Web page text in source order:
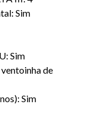
Sim
Sim
de
Sim